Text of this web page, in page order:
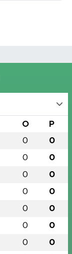
O P
0 0
0 0
0 0
0 0
0 0
0 0
0 0